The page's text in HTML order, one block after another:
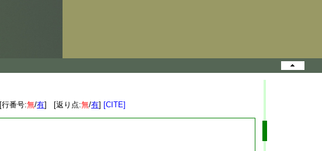
[行番号:無/有] [返り点:無/有] [CITE]